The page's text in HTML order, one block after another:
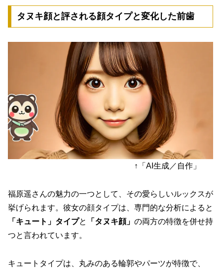
タヌキ顔と評される顔タイプと変化した前歯
↑「AI生成／自作」
福原遥さんの魅力の一つとして、その愛らしいルックスが
挙げられます。彼女の顔タイプは、専門的な分析によると
「キュート」タイプと 「タヌキ顔」 の両方の特徴を併せ持
つと言われています。
キュートタイプは、丸みのある輪郭やパーツが特徴で、